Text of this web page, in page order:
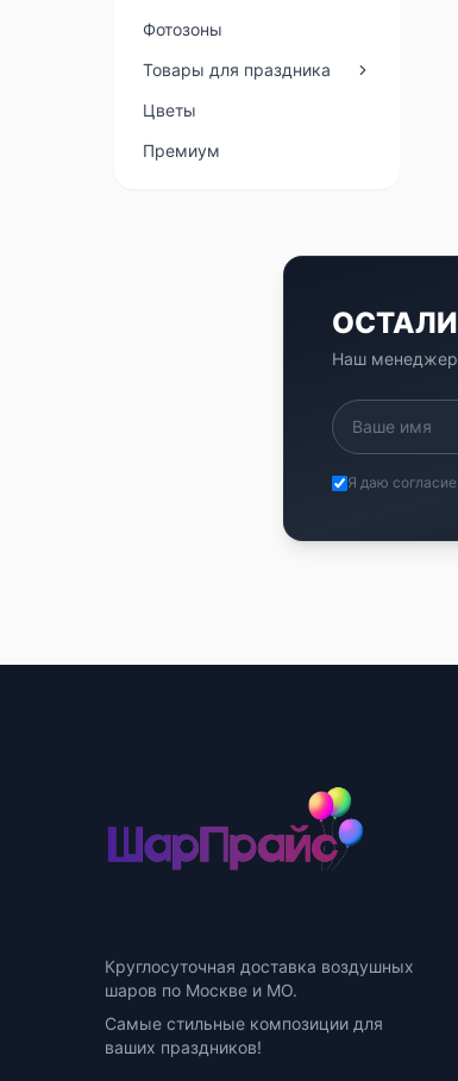
Фотозоны
Товары для праздника
Цветы
Премиум
Наш менеджер
Я даю
Круглосуточная доставка воздушных
шаров по Москве и МО.
Самые стильные композиции для
ваших праздников!